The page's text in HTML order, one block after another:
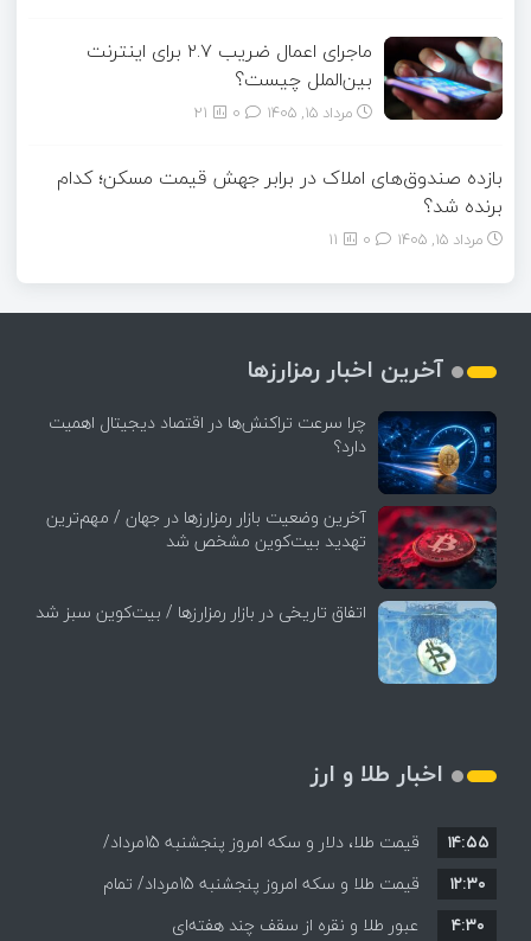
ماجرای اعمال ضریب ۲.۷ برای اینترنت
بین‌الملل چیست؟
مرداد ۱۵, ۱۴۰۵ 21
بازده صندوق‌های املاک در برابر جهش قیمت مسکن؛ کدام
برنده شد؟
مرداد ۱۵, ۱۴۰۵ 11
آخرین اخبار رمزارزها
چرا سرعت تراکنش‌ها در اقتصاد دیجیتال اهمیت
دارد؟
آخرین وضعیت بازار رمزارزها در جهان / مهم‌ترین
تهدید بیت‌کوین مشخص شد
اتفاق تاریخی در بازار رمزارزها / بیت‌کوین سبز شد
اخبار طلا و ارز
قیمت طلا، دلار و سکه امروز پنجشنبه 15مرداد/
افزایش قیمت ها + جدول
۱۴:۵۵
قیمت طلا و سکه امروز پنجشنبه 15مرداد/ تمام
قیمت ها بر مدار افزایش + جدول
۱۲:۳۰
عبور طلا و نقره از سقف چند هفته‌ای
۴:۳۰